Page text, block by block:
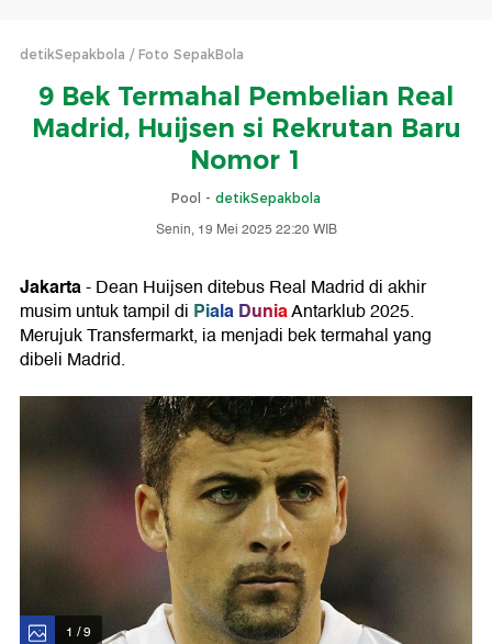
detikSepakbola Foto SepakBola
9 Bek Termahal Pembelian Real
Madrid, Huijsen si Rekrutan Baru
Nomor 1
Pool - detikSepakbola
Senin, 19 Mei 2025 22:20 WIB
Jakarta- Dean Huijsen ditebus Real Madrid di akhir
musim untuk tampil di Piala DuniaAntarklub 2025.
Merujuk Transfermarkt, ia menjadi bek termahal yang
dibeli Madrid.
1 / 9